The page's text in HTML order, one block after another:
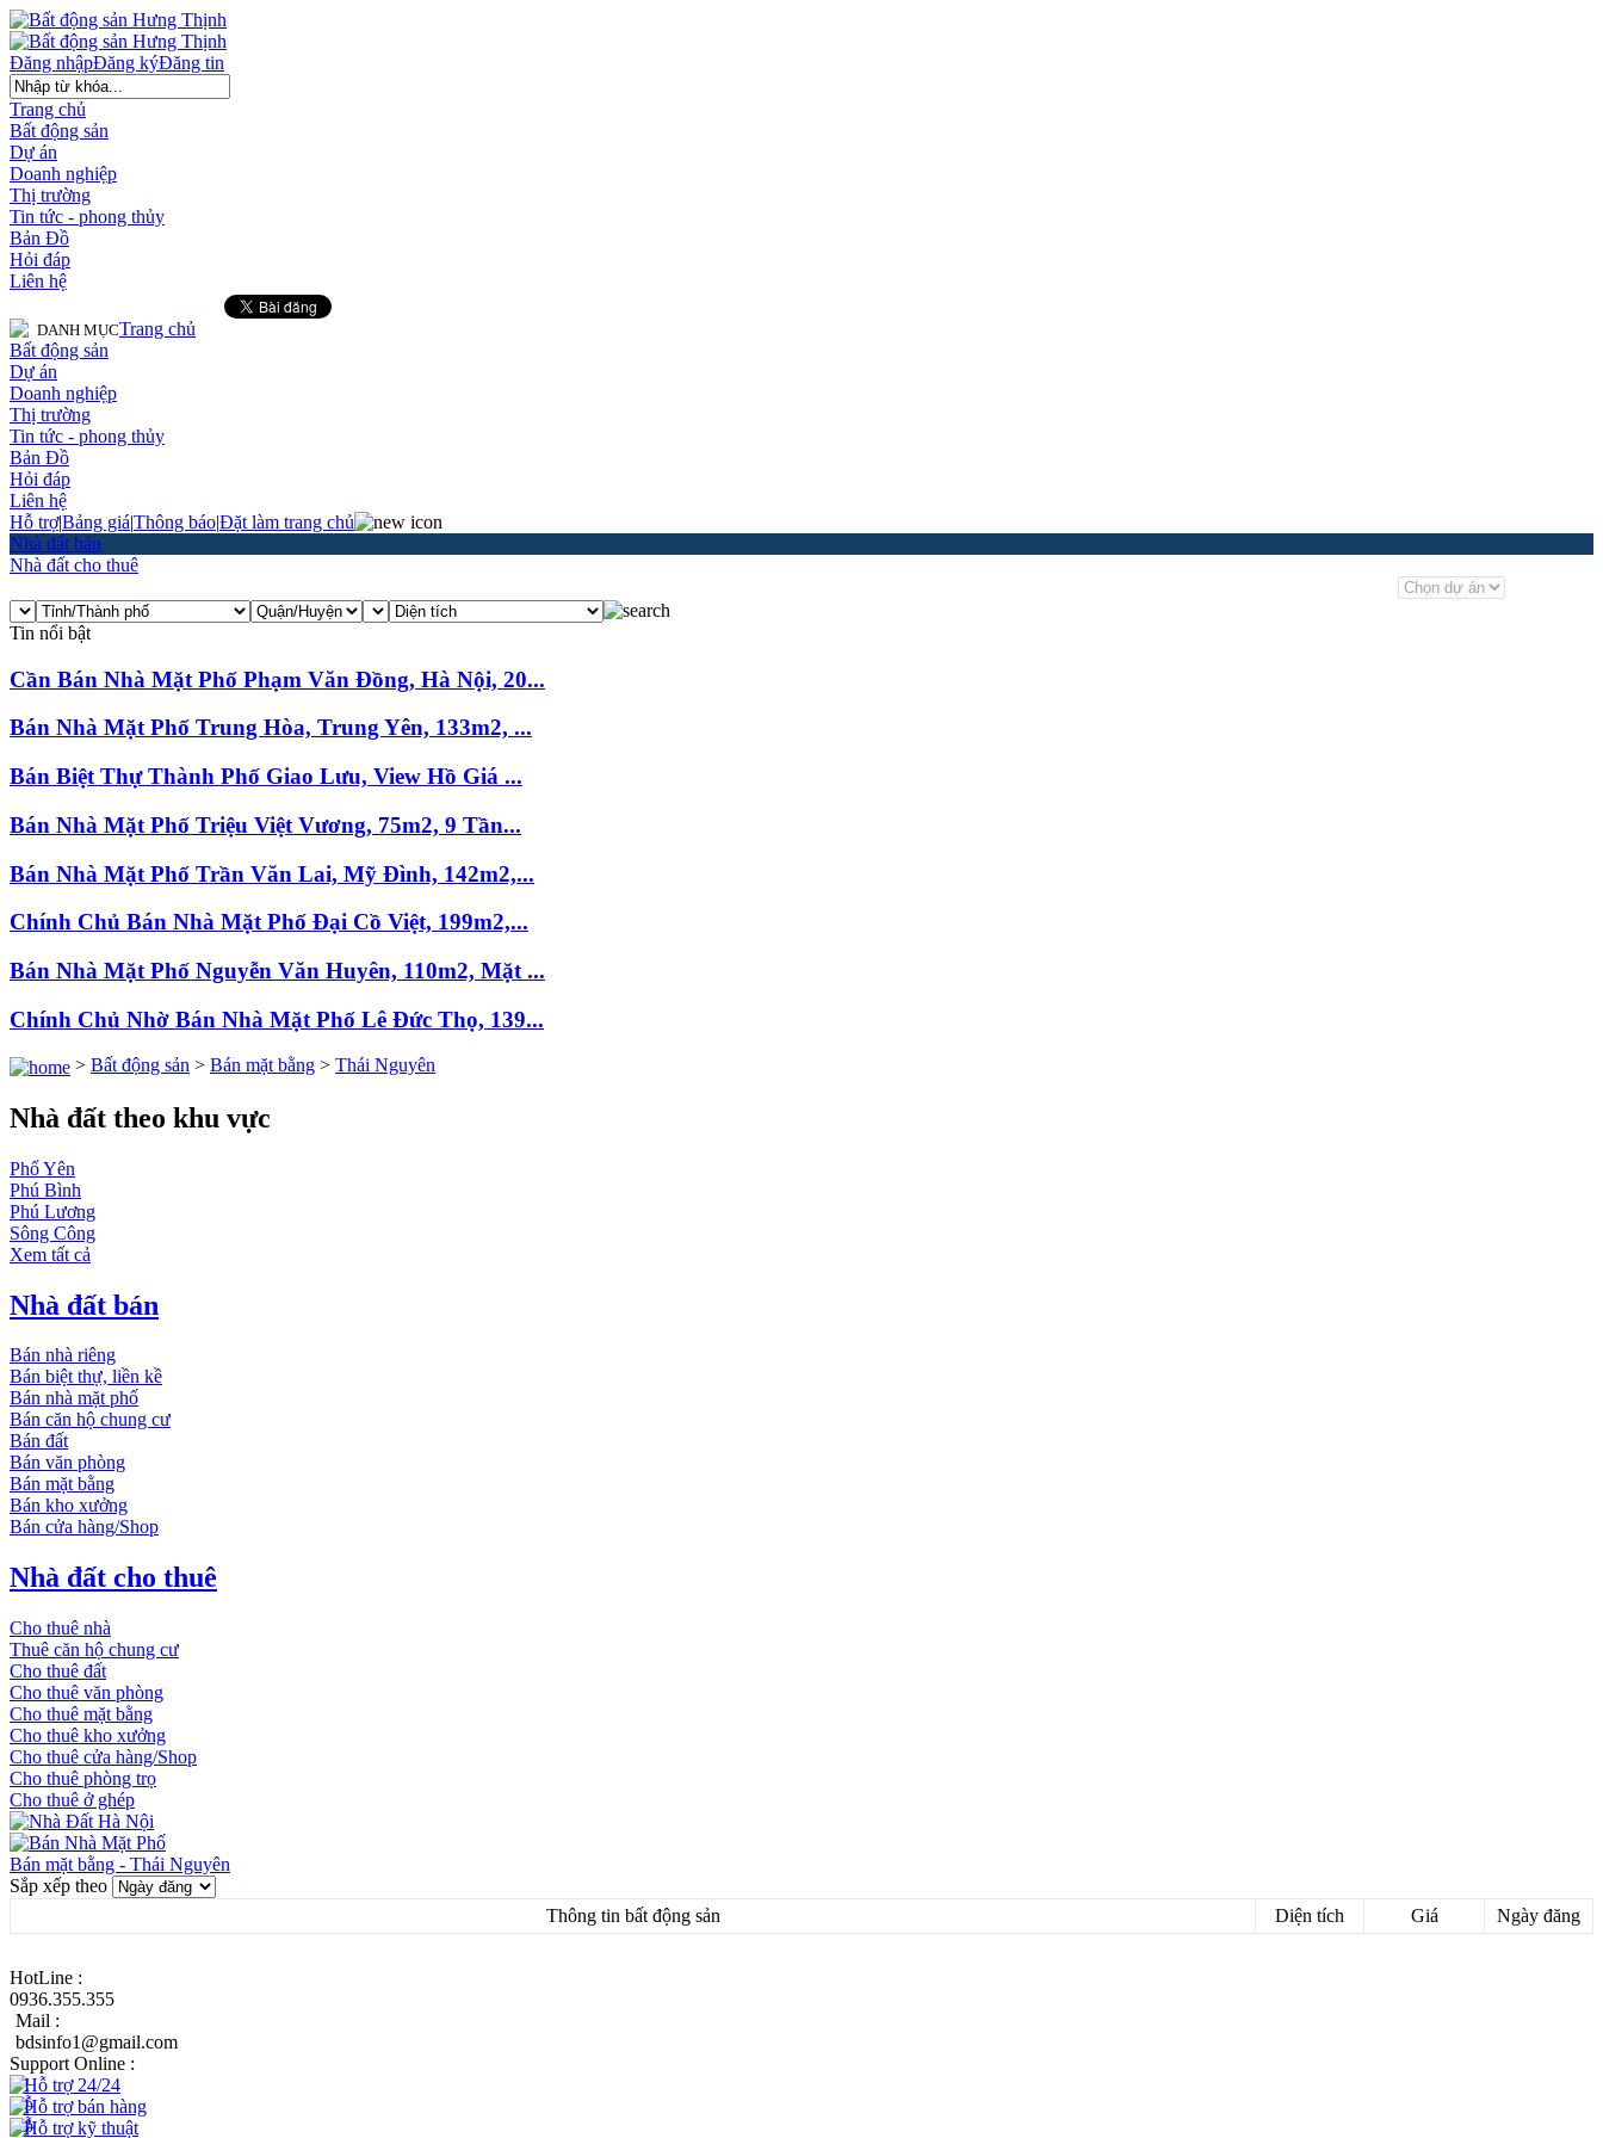
Đăng ký
Đăng nhập Đăng tin
Trang chủ
Bất động sản
Dự án
Doanh nghiệp
Thị trường
Tin tức - phong thủy
Bản Đồ
Hỏi đáp
Liên hệ
DANH MỤCTrang chủ
Bất động sản
Dự án
Doanh nghiệp
Thị trường
Tin tức - phong thủy
Bản Đồ
Hỏi đáp
Liên hệ
Hỗ trợ|Bảng giá|Thông báo|Đặt làm trang chủ
Nhà đất bán
Nhà đất cho thuê
Tin nổi bật
Cần Bán Nhà Mặt Phố Phạm Văn Đồng, Hà Nội, 20...
Bán Nhà Mặt Phố Trung Hòa, Trung Yên, 133m2, ...
Bán Biệt Thự Thành Phố Giao Lưu, View Hồ Giá ...
Bán Nhà Mặt Phố Triệu Việt Vương, 75m2, 9 Tần...
Bán Nhà Mặt Phố Trần Văn Lai, Mỹ Đình, 142m2,...
Chính Chủ Bán Nhà Mặt Phố Đại Cồ Việt, 199m2,...
Bán Nhà Mặt Phố Nguyễn Văn Huyên, 110m2, Mặt ...
Chính Chủ Nhờ Bán Nhà Mặt Phố Lê Đức Thọ, 139...
> Bất động sản > Bán mặt bằng > Thái Nguyên
Nhà đất theo khu vực
Phổ Yên
Phú Bình
Phú Lương
Sông Công
Xem tất cả
Nhà đất bán
Bán nhà riêng
Bán biệt thự, liền kề
Bán nhà mặt phố
Bán căn hộ chung cư
Bán đất
Bán văn phòng
Bán mặt bằng
Bán kho xưởng
Bán cửa hàng/Shop
Nhà đất cho thuê
Cho thuê nhà
Thuê căn hộ chung cư
Cho thuê đất
Cho thuê văn phòng
Cho thuê mặt bằng
Cho thuê kho xưởng
Cho thuê cửa hàng/Shop
Cho thuê phòng trọ
Cho thuê ở ghép
Bán mặt bằng - Thái Nguyên
Sắp xếp theo
Thông tin bất động sản
Diện tích Giá Ngày đăng
HotLine :
0936.355.355
Mail :
bdsinfo1@gmail.com
Support Online :
Hỗ trợ 24/24
Hỗ trợ bán hàng
Hỗ trợ kỹ thuật